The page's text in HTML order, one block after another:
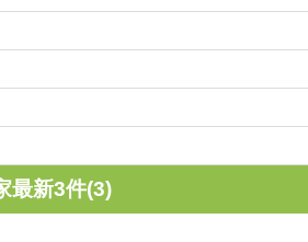
最新3件(3)